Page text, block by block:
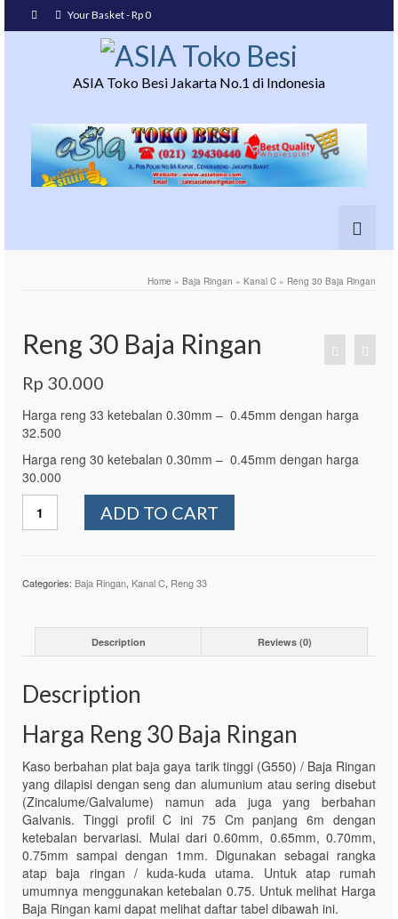
Your Basket-Rp0
ASIA Toko Besi Jakarta No.1 di Indonesia
Home » Baja Ringan » Kanal C » Reng 30 Baja Ringan
Reng 30 Baja Ringan
Rp 30.000
Harga reng 33 ketebalan 0.30mm – 0.45mm dengan harga
32.500
Harga reng 30 ketebalan 0.30mm – 0.45mm dengan harga
30.000
ADD TO CART
Categories: Baja Ringan, Kanal C, Reng 33
Description Reviews (0)
Description
Harga Reng 30 Baja Ringan
Kaso berbahan plat baja gaya tarik tinggi (G550) / Baja Ringan
yang dilapisi dengan seng dan alumunium atau sering disebut
(Zincalume/Galvalume) namun ada juga yang berbahan
Galvanis. Tinggi profil C ini 75 Cm panjang 6m dengan
ketebalan bervariasi. Mulai dari 0.60mm, 0.65mm, 0.70mm,
0.75mm sampai dengan 1mm. Digunakan sebagai rangka
atap baja ringan / kuda-kuda utama. Untuk atap rumah
umumnya menggunakan ketebalan 0.75. Untuk melihat Harga
Baja Ringan kami dapat melihat daftar tabel dibawah ini.